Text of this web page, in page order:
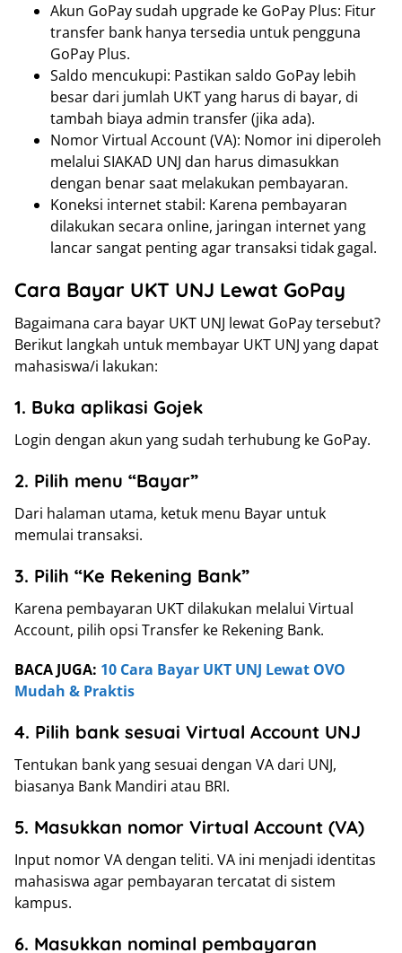
Akun GoPay sudah upgrade ke GoPay Plus: Fitur
transfer bank hanya tersedia untuk pengguna
GoPay Plus.
Saldo mencukupi: Pastikan saldo GoPay lebih
besar dari jumlah UKT yang harus di bayar, di
tambah biaya admin transfer (jika ada).
Nomor Virtual Account (VA): Nomor ini diperoleh
melalui SIAKAD UNJ dan harus dimasukkan
dengan benar saat melakukan pembayaran.
Koneksi internet stabil: Karena pembayaran
dilakukan secara online, jaringan internet yang
lancar sangat penting agar transaksi tidak gagal.
Cara Bayar UKT UNJ Lewat GoPay
Bagaimana cara bayar UKT UNJ lewat GoPay tersebut?
Berikut langkah untuk membayar UKT UNJ yang dapat
mahasiswa/i lakukan:
1. Buka aplikasi Gojek
Login dengan akun yang sudah terhubung ke GoPay.
2. Pilih menu “Bayar”
Dari halaman utama, ketuk menu Bayar untuk
memulai transaksi.
3. Pilih “Ke Rekening Bank”
Karena pembayaran UKT dilakukan melalui Virtual
Account, pilih opsi Transfer ke Rekening Bank.
BACA JUGA: 10 Cara Bayar UKT UNJ Lewat OVO
Mudah & Praktis
4. Pilih bank sesuai Virtual Account UNJ
Tentukan bank yang sesuai dengan VA dari UNJ,
biasanya Bank Mandiri atau BRI.
5. Masukkan nomor Virtual Account (VA)
Input nomor VA dengan teliti. VA ini menjadi identitas
mahasiswa agar pembayaran tercatat di sistem
kampus.
6. Masukkan nominal pembayaran